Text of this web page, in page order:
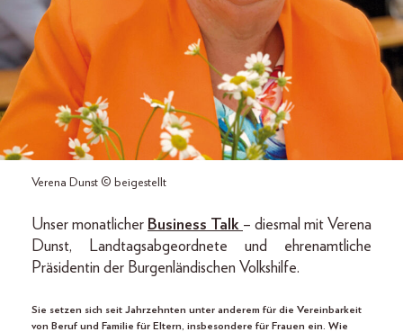
Verena Dunst © beigestellt
Unser monatlicher Business Talk – diesmal mit Verena
Dunst, Landtagsabgeordnete und ehrenamtliche
Präsidentin der Burgenländischen Volkshilfe.
Sie setzen sich seit Jahrzehnten unter anderem für die Vereinbarkeit
von Beruf und Familie für Eltern, insbesondere für Frauen ein. Wie